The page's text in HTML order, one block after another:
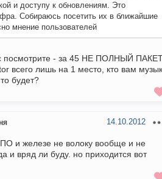
и доступу к обновлениям. Это
Собираюсь посетить их в ближайшие
мнение пользователей
посмотрите - за 45 НЕ ПОЛНЫЙ
всего лишь на 1 место, кто вам
будет?
14.10.2012
ПО и железе не волоку вообще и не
и вряд ли буду. но приходится вот